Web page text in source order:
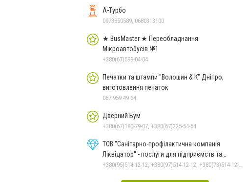
А-Турбо
0973850589, 0680313100
★ BusMaster ★ Переобладнання
Мікроавтобусів №1
+380(67)599-04-04
Печатки та штампи "Волошин & К" Дніпро,
виготовлення печаток
067 959 49 64
Дверний Бум
+380(67)180-79-07, +380(67)225-54-54
ТОВ "Санітарно-профілактична компанія
Ліквідатор" - послуги для підприємств та
населення